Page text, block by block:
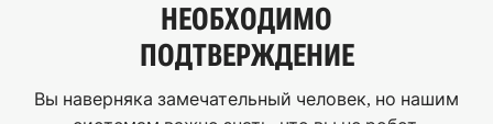
НЕОБХОДИМО
ПОДТВЕРЖДЕНИЕ
Вы наверняка замечательный человек, но нашим